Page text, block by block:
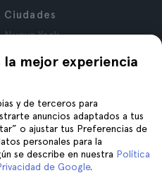
la mejor experiencia
y de terceros para
anuncios adaptados a tus
o ajustar tus Preferencias de
personales para la
se describe en nuestra Política
de Google.
Ciudades
Nueva York
París
Granada
Cracovia
Tenerife